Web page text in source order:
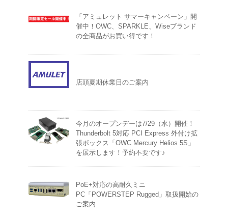
「アミュレット サマーキャンペーン」開
催中！OWC、SPARKLE、Wiseブランド
の全商品がお買い得です！
店頭夏期休業日のご案内
今月のオープンデーは7/29（水）開催！
Thunderbolt 5対応 PCI Express 外付け拡
張ボックス「OWC Mercury Helios 5S」
を展示します！予約不要です♪
PoE+対応の高耐久ミニ
PC「POWERSTEP Rugged」取扱開始の
ご案内